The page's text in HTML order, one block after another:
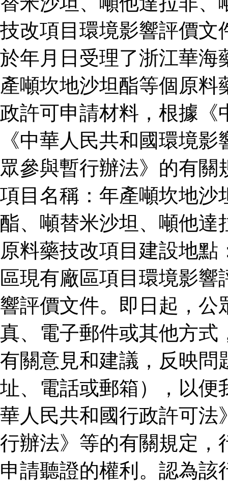
技改項目環境影響評價文
於年月日受理了浙江華海
產噸坎地沙坦酯等個原
政許可申請材料，根據《
《中華人民共和國環境
眾參與暫行辦法》的有
項目名稱：年產噸坎地沙
酯、噸替米沙坦、噸他達
原料藥技改項目建設地
區現有廠區項目環境影
響評價文件。即日起，公
真、電子郵件或其他方式
有關意見和建議，反映問
址、電話或郵箱），以便
華人民共和國行政許可法
行辦法》等的有關規定，
申請聽證的權利。認為